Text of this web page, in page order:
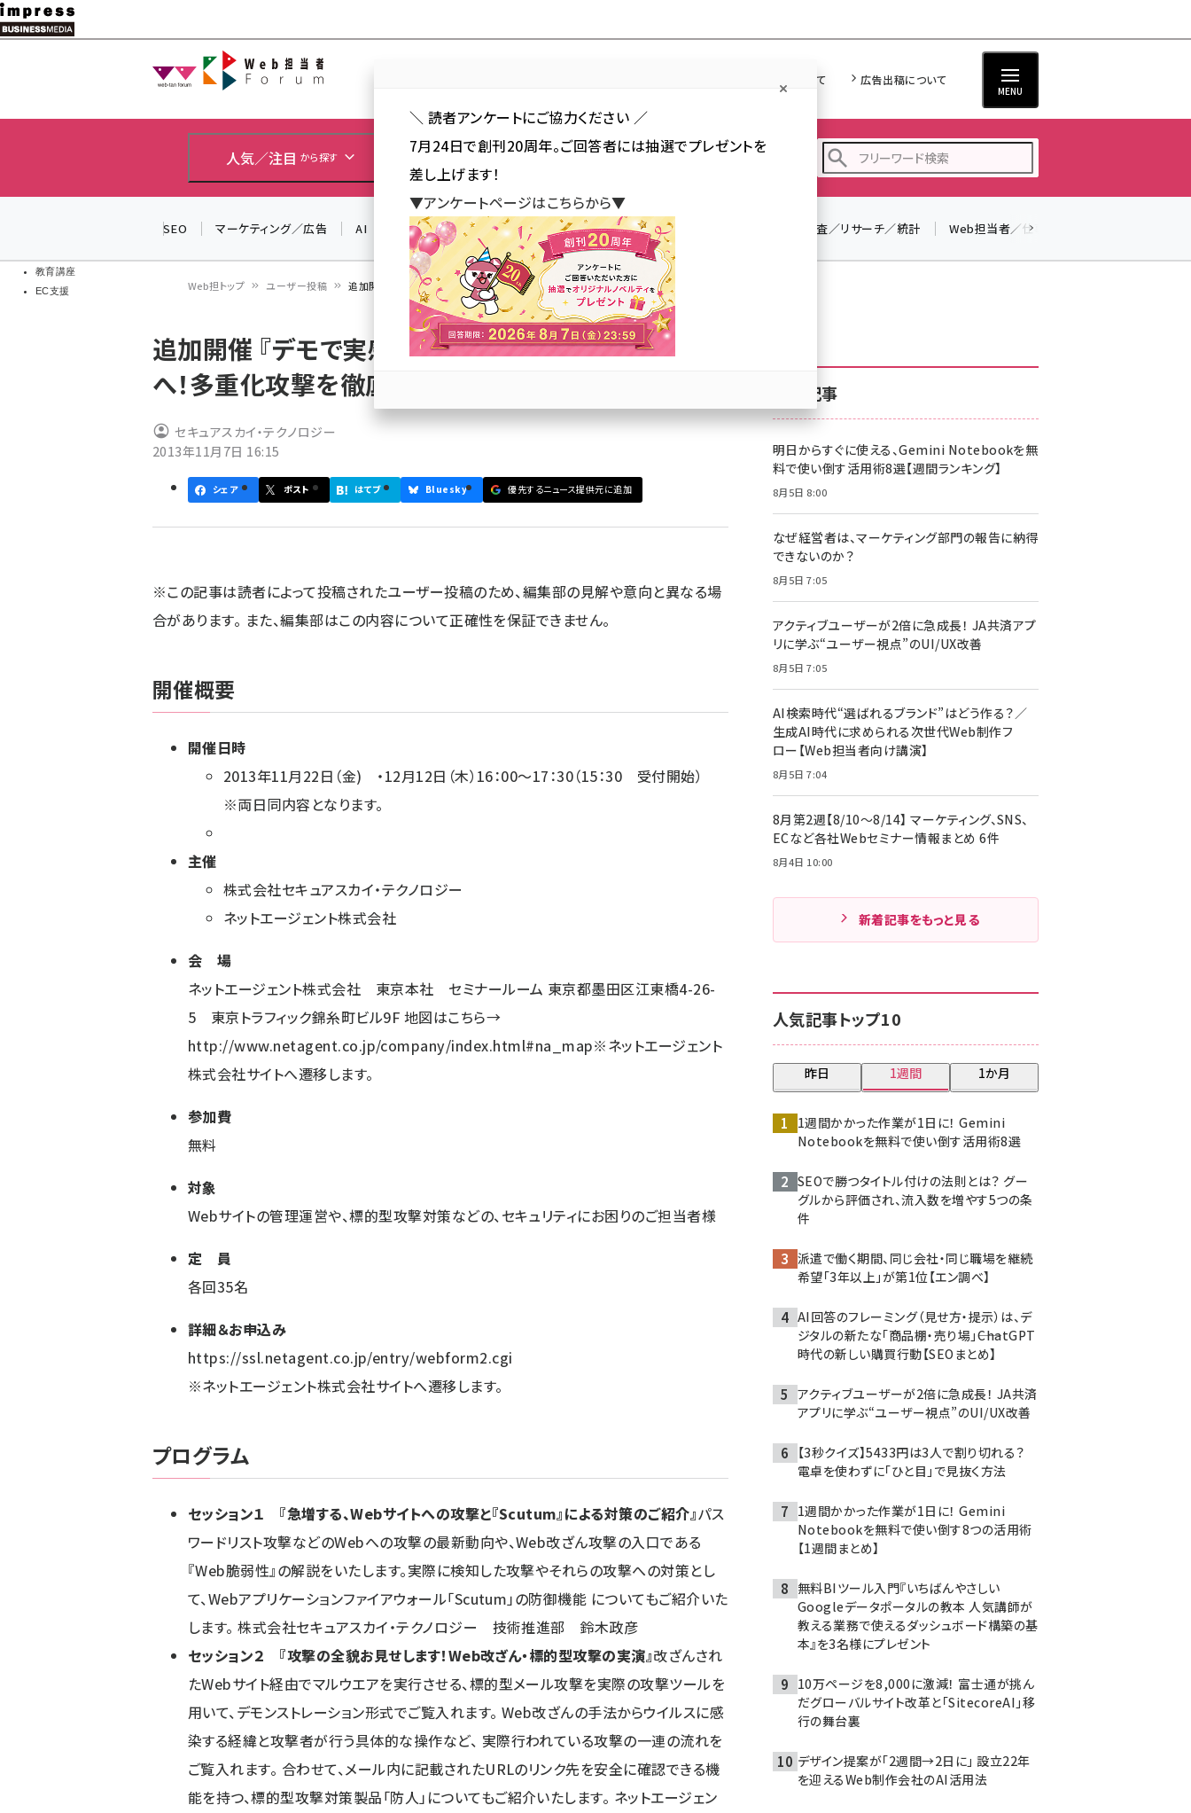
メ
イ
教育講座
EC支援
Web担当者Forum
Web担について 広告出稿について
MENU
人気／注目 から探す カテゴリ／種別 から探す セミナー／イベント から探す
z世代 (1617)
meo (1274)
SEO マーケティング／広告 AI SNS アクセス解析／データ分析 サイト制作／デザイン 調査／リサーチ／統計 Web担当者／仕事
ン
く
ず
Web担トップ ユーザー投稿 追加開催 『デモで実感！Web改ざんから標的型攻撃へ！多重化攻撃を徹底解説セミナー』
追加開催 『デモで実感！Web改ざんから標的型攻撃
へ！多重化攻撃を徹底解説セミナー』
セキュアスカイ・テクノロジー
2013年11月7日 16:15
シェア ポスト はてブ Bluesky 優先するニュース提供元に追加
※この記事は読者によって投稿されたユーザー投稿のため、編集部の見解や意向と異なる場
合があります。 また、編集部はこの内容について正確性を保証できません。
開催概要
開催日時
2013年11月22日（金) ・12月12日（木）16：00～17：30（15：30 受付開始）
※両日同内容となります。
主催
株式会社セキュアスカイ・テクノロジー
ネットエージェント株式会社
会 場
ネットエージェント株式会社 東京本社 セミナールーム 東京都墨田区江東橋4-26-
5 東京トラフィック錦糸町ビル9F 地図はこちら→
http://www.netagent.co.jp/company/index.html#na_map※ネットエージェント
株式会社サイトへ遷移します。
参加費
無料
対象
Webサイトの管理運営や、標的型攻撃対策などの、セキュリティにお困りのご担当者様
定 員
各回35名
詳細＆お申込み
https://ssl.netagent.co.jp/entry/webform2.cgi
※ネットエージェント株式会社サイトへ遷移します。
プログラム
セッション１ 『急増する、Webサイトへの攻撃と『Scutum』による対策のご紹介』パス
ワードリスト攻撃などのWebへの攻撃の最新動向や、Web改ざん攻撃の入口である
『Web脆弱性』の解説をいたします。実際に検知した攻撃やそれらの攻撃への対策とし
て、Webアプリケーションファイアウォール「Scutum」の防御機能 についてもご紹介いた
します。 株式会社セキュアスカイ・テクノロジー 技術推進部 鈴木政彦
セッション２ 『攻撃の全貌お見せします！Web改ざん・標的型攻撃の実演』改ざんされ
たWebサイト経由でマルウエアを実行させる、標的型メール攻撃を実際の攻撃ツールを
用いて、デモンストレーション形式でご覧入れます。 Web改ざんの手法からウイルスに感
染する経緯と攻撃者が行う具体的な操作など、 実際行われている攻撃の一連の流れを
ご覧入れます。 合わせて、メール内に記載されたURLのリンク先を安全に確認できる機
能を持つ、標的型攻撃対策製品「防人」についてもご紹介いたします。 ネットエージェン
新着記事
明日からすぐに使える、Gemini Notebookを無
料で使い倒す活用術8選【週間ランキング】
8月5日 8:00
なぜ経営者は、マーケティング部門の報告に納得
できないのか？
8月5日 7:05
アクティブユーザーが2倍に急成長！ JA共済アプ
リに学ぶ“ユーザー視点”のUI/UX改善
8月5日 7:05
AI検索時代“選ばれるブランド”はどう作る？／
生成AI時代に求められる次世代Web制作フ
ロー【Web担当者向け講演】
8月5日 7:04
8月第2週【8/10～8/14】 マーケティング、SNS、
ECなど各社Webセミナー情報まとめ 6件
8月4日 10:00
新着記事をもっと見る
人気記事トップ10
昨日 1週間 1か月
1週間かかった作業が1日に！ Gemini
Notebookを無料で使い倒す活用術8選
SEOで勝つタイトル付けの法則とは？ グー
グルから評価され、流入数を増やす5つの条
件
派遣で働く期間、同じ会社・同じ職場を継続
希望「3年以上」が第1位【エン調べ】
AI回答のフレーミング（見せ方・提示）は、デ
ジタルの新たな「商品棚・売り場」――ChatGPT
時代の新しい購買行動【SEOまとめ】
アクティブユーザーが2倍に急成長！ JA共済
アプリに学ぶ“ユーザー視点”のUI/UX改善
【3秒クイズ】5433円は3人で割り切れる？
電卓を使わずに「ひと目」で見抜く方法
1週間かかった作業が1日に！ Gemini
Notebookを無料で使い倒す8つの活用術
【1週間まとめ】
無料BIツール入門『いちばんやさしい
Googleデータポータルの教本 人気講師が
教える業務で使えるダッシュボード構築の基
本』を3名様にプレゼント
10万ページを8,000に激減！ 富士通が挑ん
だグローバルサイト改革と「SitecoreAI」移
行の舞台裏
デザイン提案が「2週間→2日に」 設立22年
を迎えるWeb制作会社のAI活用法
＼ 読者アンケートにご協力ください ／
7月24日で創刊20周年。ご回答者には抽選でプレゼントを
差し上げます！
▼アンケートページはこちらから▼